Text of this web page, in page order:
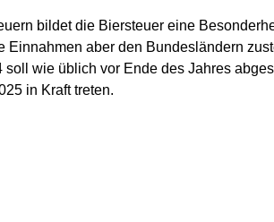
bildet die Biersteuer eine
aber den Bundesländern
wie üblich vor Ende des Jahres
in Kraft treten.